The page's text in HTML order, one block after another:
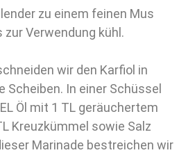
zu einem feinen Mus
Verwendung kühl.
wir den Karfiol in
Scheiben. In einer Schüssel
Öl mit 1 TL geräuchertem
Kreuzkümmel sowie Salz
Marinade bestreichen wir